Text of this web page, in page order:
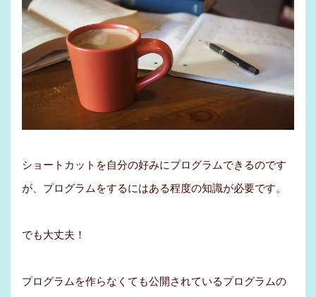
ショートカットを自分の好みにプログラムできるのです
が、プログラムをするにはある程度の知識が必要です。
でも大丈夫！
プログラムを作らなくても公開されているプログラムの